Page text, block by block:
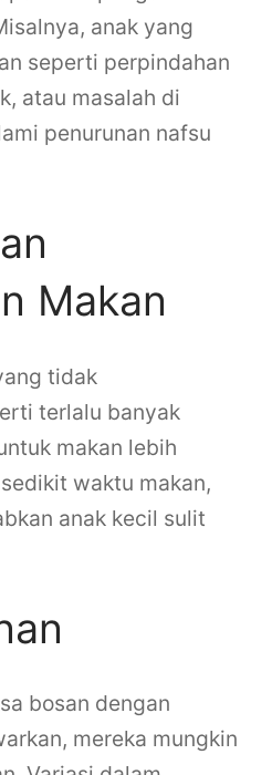
anak yang
seperti perpindahan
atau masalah di
penurunan nafsu
Makan
tidak
terlalu banyak
makan lebih
waktu makan,
anak kecil sulit
bosan dengan
mereka mungkin